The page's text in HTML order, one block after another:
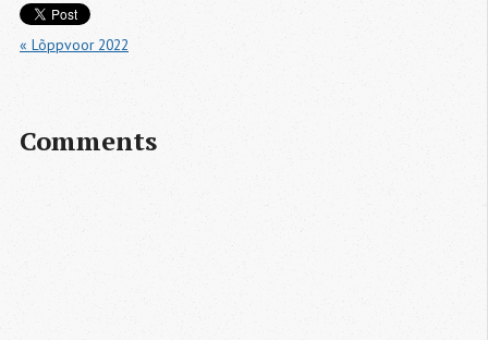
« Lõppvoor 2022
Comments